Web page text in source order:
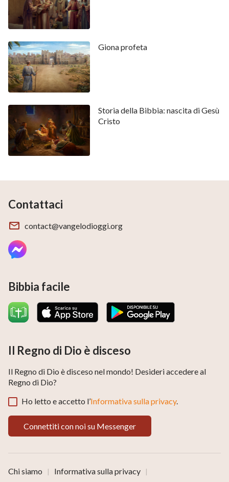
Giona profeta
Storia della Bibbia: nascita di Gesù
Cristo
Contattaci
contact@vangelodioggi.org
Bibbia facile
Il Regno di Dio è disceso
Il Regno di Dio è disceso nel mondo! Desideri accedere al
Regno di Dio?
Ho letto e accetto l’Informativa sulla privacy.
Connettiti con noi su Messenger
Chi siamo | Informativa sulla privacy |